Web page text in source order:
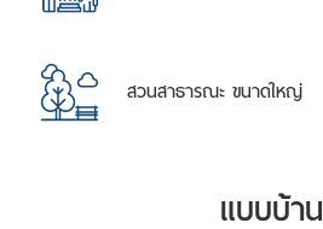
สวนสาธารณะ ขนาดใหญ่
แบบบ้าน